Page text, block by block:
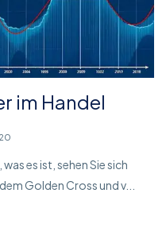
im Handel
es ist, sehen Sie sich
Golden Cross und v...